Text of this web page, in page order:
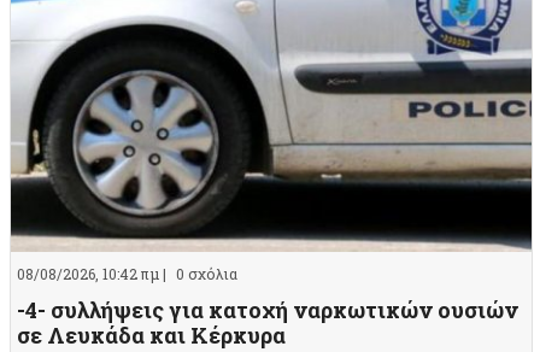
08/08/2026, 10:42 πμ | 0 σχόλια
-4- συλλήψεις για κατοχή ναρκωτικών ουσιών
σε Λευκάδα και Κέρκυρα